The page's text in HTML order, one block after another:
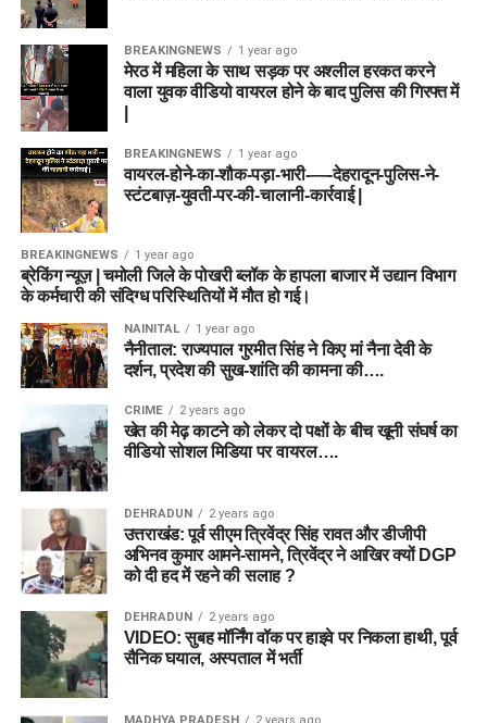
BREAKINGNEWS 1 year ago
मेरठ में महिला के साथ सड़क पर अश्लील हरकत करने
वाला युवक वीडियो वायरल होने के बाद पुलिस की गिरफ्त में
BREAKINGNEWS 1 year ago
वायरल-होने-का-शौक-पड़ा-भारी-—-देहरादून-पुलिस-ने-
स्टंटबाज़-युवती-पर-की-चालानी-कार्रवाई |
BREAKINGNEWS 1 year ago
ब्रेकिंग न्यूज़ | चमोली जिले के पोखरी ब्लॉक के हापला बाजार में उद्यान विभाग
के कर्मचारी की संदिग्ध परिस्थितियों में मौत हो गई।
NAINITAL 1 year ago
नैनीताल: राज्यपाल गुरमीत सिंह ने किए मां नैना देवी के
दर्शन, प्रदेश की सुख-शांति की कामना की….
CRIME 2 years ago
खेत की मेढ़ काटने को लेकर दो पक्षों के बीच खूनी संघर्ष का
वीडियो सोशल मिडिया पर वायरल….
DEHRADUN 2 years ago
उत्तराखंड: पूर्व सीएम त्रिवेंद्र सिंह रावत और डीजीपी
अभिनव कुमार आमने-सामने, त्रिवेंद्र ने आखिर क्यों DGP
को दी हद में रहने की सलाह ?
DEHRADUN 2 years ago
VIDEO: सुबह मॉर्निंग वॉक पर हाइवे पर निकला हाथी, पूर्व
सैनिक घयाल, अस्पताल में भर्ती
MADHYA PRADESH 2 years ago